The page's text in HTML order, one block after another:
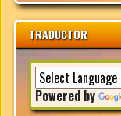
TRADUCTOR
Powered by